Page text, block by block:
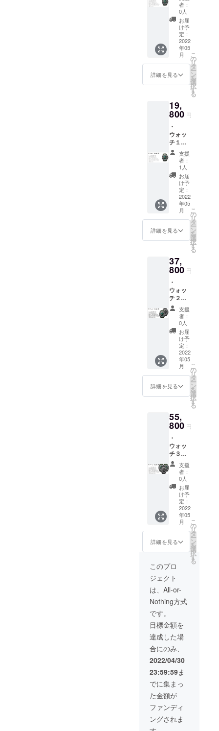
・本製
品の一
般販売
予定価
格は1個
19800
円で
す。 ・
１個の
カラー
ン・ブ
ラッ
お選び
くださ
い。 ・
お礼の
メール
を差し
上げま
す。
供致し
ます。
・日本
語取扱
説明書
が付属
しま
す。 ・
2022年
5月下旬
頃の発
・消費
税込
み、送
料込み
の価格
となり
ます。
・本製
品の一
般販売
予定価
格は1個
19800
円で
す。 ・
１個の
カラー
ン・ブ
ラッ
お選び
くださ
い。 ・
お礼の
メール
を差し
上げま
す。
者：
0人
お届
け予
定：
2022
年05
月
詳細を見る
こ
の
リ
タ
ー
ン
を
選
択
す
る
19,
800 円
・
ウォッ
チ１個
をご提
供致し
ます。
・日本
語取扱
説明書
が付属
しま
す。 ・
2022年
5月下旬
頃の発
・消費
税込
み、送
料込み
の価格
となり
ます。
・本製
品の一
般販売
予定価
格は1個
19800
円で
す。 ・
１個の
カラー
ン・ブ
ラッ
お選び
くださ
い。 ・
お礼の
メール
を差し
上げま
す。
支援
者：
1人
お届
け予
定：
2022
年05
月
詳細を見る
こ
の
リ
タ
ー
ン
を
選
択
す
る
37,
800 円
・
ウォッ
チ２個
をご提
供致し
ます。
・日本
語取扱
説明書
が付属
しま
す。 ・
2022年
5月下旬
頃の発
・消費
税込
み、送
料込み
の価格
となり
ます。
・本製
品の一
般販売
予定価
格は２
37800
円で
す。 ・
２個の
クグ
ン・ブ
ラッ
お選び
お礼の
メール
を差し
上げま
す。
支援
者：
0人
お届
け予
定：
2022
年05
月
詳細を見る
こ
の
リ
タ
ー
ン
を
選
択
す
る
55,
800 円
・
ウォッ
チ３個
をご提
供致し
ます。
・日本
語取扱
説明書
が付属
しま
す。 ・
2022年
5月下旬
頃の発
です。
・消費
税込
み、送
料込み
の価格
・本製
品の一
般販売
予定価
格は３
個
55800
円で
す。 ・
３個の
カラー
（ダー
クグ
支援
者：
0人
お届
け予
定：
2022
年05
月
詳細を見る
こ
の
リ
タ
ー
ン
を
選
択
す
る
このプロ
ジェクト
は、All-or-
Nothing方式
です。
目標金額を
達成した場
合にのみ、
2022/04/30
23:59:59ま
でに集まっ
た金額が
ファンディ
ングされま